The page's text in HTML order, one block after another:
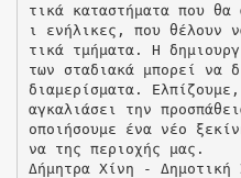
τικά καταστήματα που θα
ι ενήλικες, που θέλουν
τικά τμήματα. Η
των σταδιακά μπορεί να
διαμερίσματα.
αγκαλιάσει την
οποιήσουμε ένα νέο
να της περιοχής μας.
Δήμητρα Χίνη -